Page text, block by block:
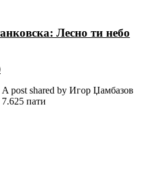
Лесно ти небо
post shared by Игор Џамбазов
пати